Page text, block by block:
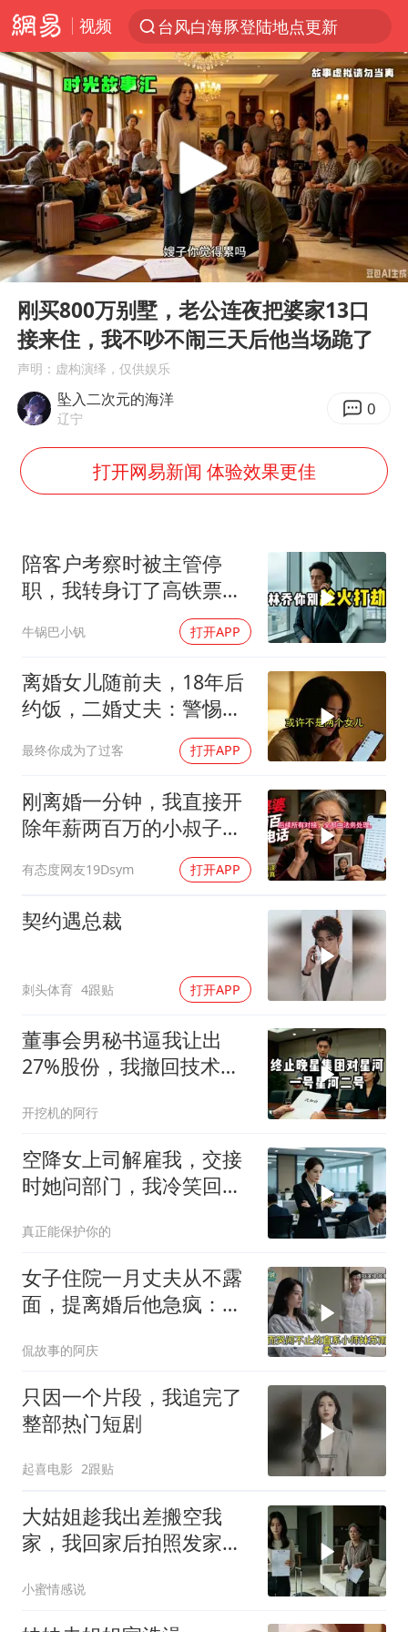
视频
台风白海豚登陆地点更新
以“新”破局 首发经济点亮城市消费活力
台风白海豚进入48小时警戒线
中方回应是否在太平洋海底开采稀土
宇树科技发行价格150.80元/股
看守所辅警收受10万获刑1年
宇树科技王兴兴身家有望超200亿元
五粮液渠道价一箱上涨近百元
CIA被曝已秘密设立古巴工作组
U17国足1分钟轰2球
泰国一女公务员妆容引争议 本人回应
中国养老床位“三连降”
法国下周开始禁止未经同意的电话营销
女子利用漏洞0元薅走3000多件家电
贵州轮胎子公司获美国退税8136万
东方甄选被判赔偿江小白30万元
奋进开新局 实干挑大梁
Play
00:00 28:38
刚买800万别墅，老公连夜把婆家13口
接来住，我不吵不闹三天后他当场跪了
声明：虚构演绎，仅供娱乐
坠入二次元的海洋
辽宁 0
打开网易新闻 体验效果更佳
陪客户考察时被主管停
职，我转身订了高铁票。
2小时后总监急疯了：12
亿合同没你根本签不了
牛锅巴小钒 打开APP
离婚女儿随前夫，18年后
约饭，二婚丈夫：警惕骗
最终你成为了过客 打开APP
刚离婚一分钟，我直接开
除年薪两百万的小叔子，
有态度网友19Dsym 打开APP
契约遇总裁
刺头体育 4跟贴 打开APP
董事会男秘书逼我让出
27%股份，我撤回技术
崩溃
开挖机的阿行
空降女上司解雇我，交接
时她问部门，我冷笑回
真正能保护你的
女子住院一月丈夫从不露
面，提离婚后他急疯：想
侃故事的阿庆
只因一个片段，我追完了
整部热门短剧
起喜电影 2跟贴
大姑姐趁我出差搬空我
家，我回家后拍照发家族
小蜜情感说